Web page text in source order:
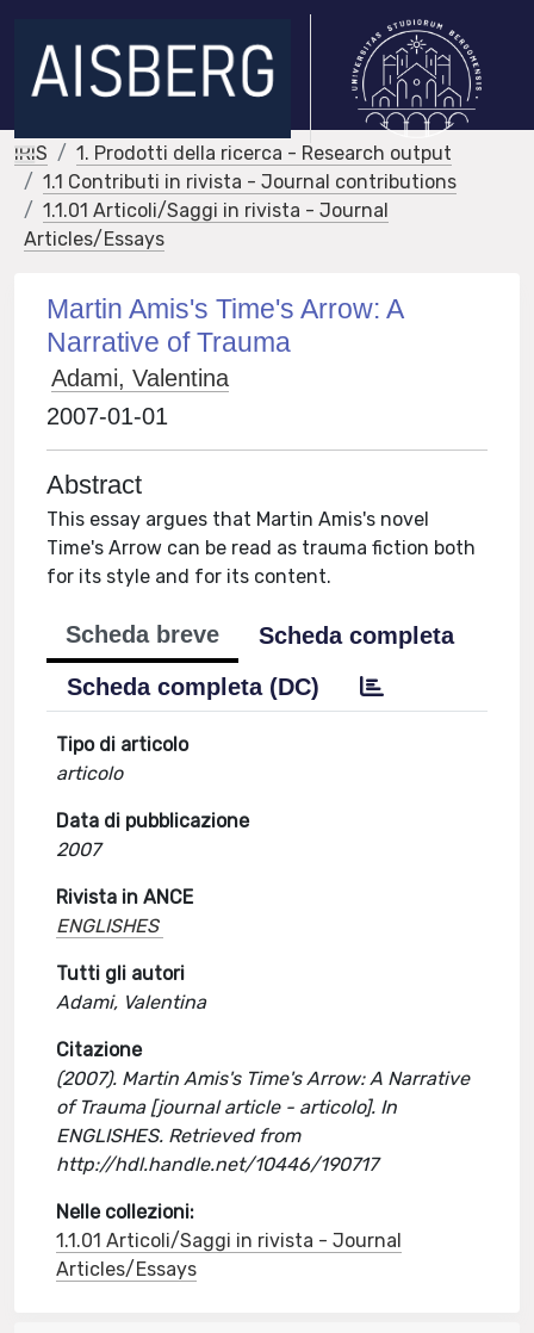
IRIS
1. Prodotti della ricerca - Research output
1.1 Contributi in rivista - Journal contributions
1.1.01 Articoli/Saggi in rivista - Journal
Articles/Essays
Martin Amis's Time's Arrow: A
Narrative of Trauma
Adami, Valentina
2007-01-01
Abstract
This essay argues that Martin Amis's novel
Time's Arrow can be read as trauma fiction both
for its style and for its content.
Scheda breve
Scheda completa
Scheda completa (DC)
Tipo di articolo
articolo
Data di pubblicazione
2007
Rivista in ANCE
ENGLISHES
Tutti gli autori
Adami, Valentina
Citazione
(2007). Martin Amis's Time's Arrow: A Narrative
of Trauma [journal article - articolo]. In
ENGLISHES. Retrieved from
http://hdl.handle.net/10446/190717
Nelle collezioni:
1.1.01 Articoli/Saggi in rivista - Journal
Articles/Essays